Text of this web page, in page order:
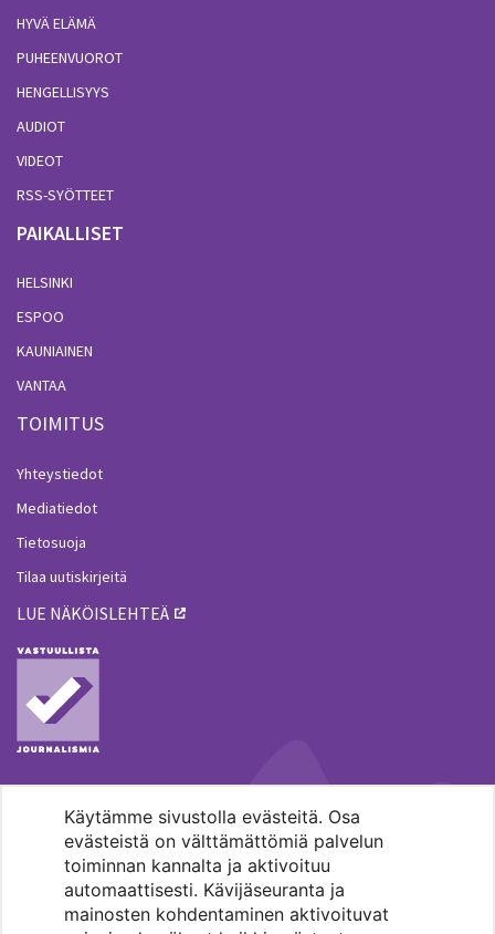
Käytämme sivustolla evästeitä. Osa
evästeistä on välttämättömiä palvelun
toiminnan kannalta ja aktivoituu
automaattisesti. Kävijäseuranta ja
mainosten kohdentaminen aktivoituvat
HYVÄ ELÄMÄ
PUHEENVUOROT
HENGELLISYYS
AUDIOT
VIDEOT
RSS-SYÖTTEET
PAIKALLISET
HELSINKI
ESPOO
KAUNIAINEN
VANTAA
TOIMITUS
Yhteystiedot
Mediatiedot
Tietosuoja
Tilaa uutiskirjeitä
LUE NÄKÖISLEHTEÄ
MENOHAKU